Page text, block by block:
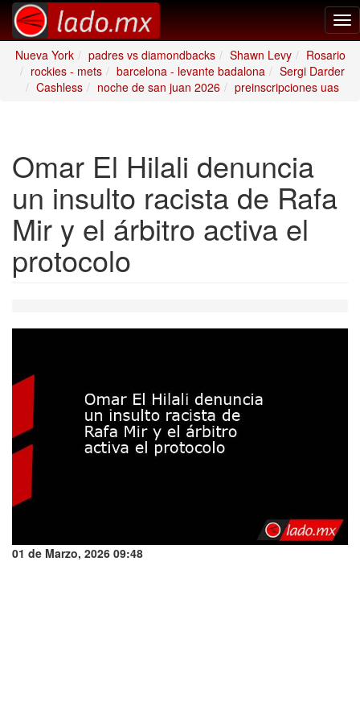
Nueva York
padres vs diamondbacks Shawn Levy
Rosario
rockies - mets
barcelona - levante badalona
Sergi Darder
Cashless
noche de san juan 2026 preinscripciones uas
Omar El Hilali denuncia
un insulto racista de Rafa
Mir y el árbitro activa el
protocolo
01 de Marzo, 2026 09:48